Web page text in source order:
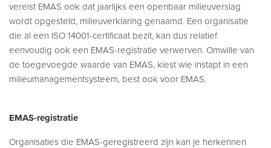
vereist EMAS ook dat jaarlijks een openbaar milieuverslag
wordt opgesteld, milieuverklaring genaamd. Een organisatie
die al een ISO 14001-certificaat bezit, kan dus relatief
eenvoudig ook een EMAS-registratie verwerven. Omwille van
de toegevoegde waarde van EMAS, kiest wie instapt in een
milieumanagementsysteem, best ook voor EMAS.
EMAS-registratie
Organisaties die EMAS-geregistreerd zijn kan je herkennen